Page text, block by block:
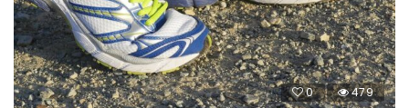
0 479